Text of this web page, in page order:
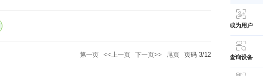
成为用户
查询设备
第一页 <<上一页 下一页>> 尾页 页码 3/12